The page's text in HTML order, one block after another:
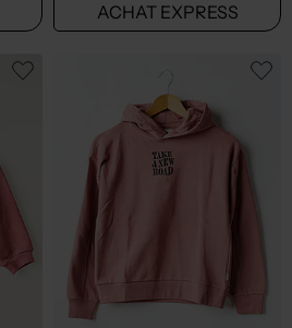
ACHAT EXPRESS